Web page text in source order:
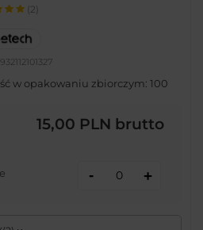
(2)
w opakowaniu zbiorczym:100
15,00 PLN brutto
- +